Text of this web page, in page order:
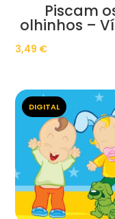
Piscam
olhinhos –
3,49 €
DIGITAL